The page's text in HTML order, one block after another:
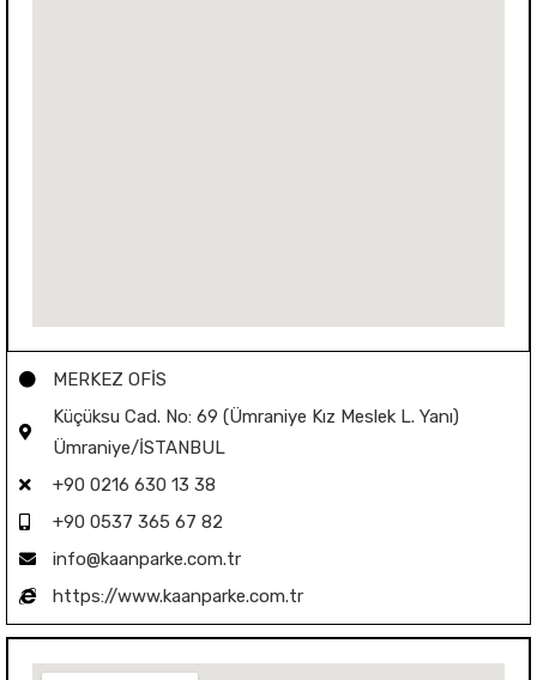
MERKEZ OFİS
Küçüksu Cad. No: 69 (Ümraniye Kız Meslek L. Yanı)
Ümraniye/İSTANBUL
+90 0216 630 13 38
+90 0537 365 67 82
info@kaanparke.com.tr
https://www.kaanparke.com.tr